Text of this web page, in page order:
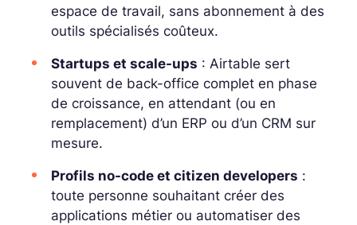
espace de travail, sans abonnement à des
outils spécialisés coûteux.
Startups et scale-ups : Airtable sert
souvent de back-office complet en phase
de croissance, en attendant (ou en
remplacement) d’un ERP ou d’un CRM sur
mesure.
Profils no-code et citizen developers :
toute personne souhaitant créer des
applications métier ou automatiser des